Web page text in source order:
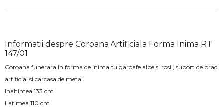
Informatii despre Coroana Artificiala Forma Inima RT
147/01
Coroana funerara in forma de inima cu garoafe albe si rosii, suport de brad
artificial si carcasa de metal.
Inaltimea 133 cm
Latimea 110 cm